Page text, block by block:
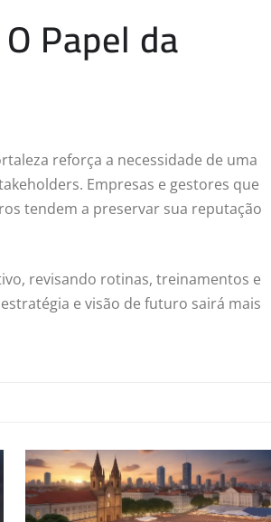
Papel da
reforça a necessidade de uma
Empresas e gestores que
tendem a preservar sua reputação
revisando rotinas, treinamentos e
e visão de futuro sairá mais